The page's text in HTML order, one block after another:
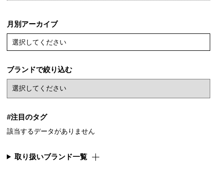
月別アーカイブ
選択してください
ブランドで絞り込む
#注目のタグ
該当するデータがありません
取り扱いブランド一覧